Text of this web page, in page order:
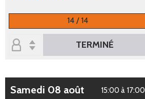
14 / 14
TERMINÉ
samedi 08 août 15:00 à 17:00